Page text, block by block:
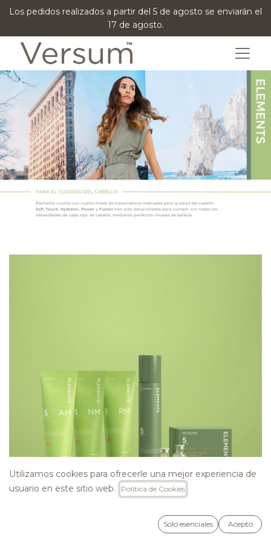
Los pedidos realizados a partir del 5 de agosto se enviarán el
17 de agosto.
Utilizamos cookies para ofrecerle una mejor experiencia de
usuario en este sitio web.
Política de Cookies
Solo esenciales Acepto